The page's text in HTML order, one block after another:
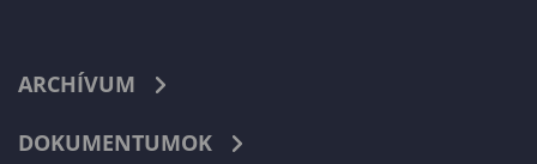
ARCHÍVUM
DOKUMENTUMOK